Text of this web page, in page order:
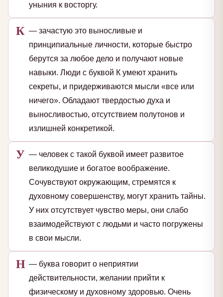
уныния к восторгу.
К — зачастую это выносливые и
принципиальные личности, которые быстро
берутся за любое дело и получают новые
навыки. Люди с буквой К умеют хранить
секреты, и придерживаются мысли «все или
ничего». Обладают твердостью духа и
выносливостью, отсутствием полутонов и
излишней конкретикой.
У — человек с такой буквой имеет развитое
великодушие и богатое воображение.
Сочувствуют окружающим, стремятся к
духовному совершенству, могут хранить тайны.
У них отсутствует чувство меры, они слабо
взаимодействуют с людьми и часто погружены
в свои мысли.
Н — буква говорит о неприятии
действительности, желании прийти к
физическому и духовному здоровью. Очень